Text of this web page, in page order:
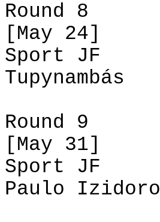
Round 8
[May 24]
Sport JF
Tupynambás
Round 9
[May 31]
Sport JF
Paulo Izidoro